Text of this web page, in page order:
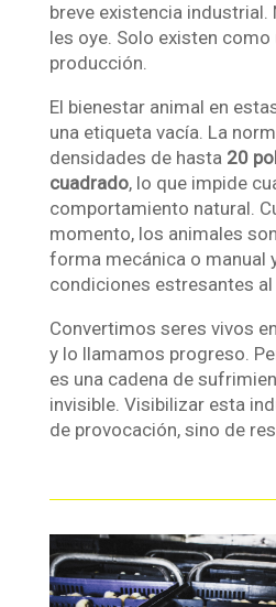
breve existencia industrial.
les oye. Solo existen
producción.
El bienestar animal en
una etiqueta vacía. La
densidades de hasta 20
cuadrado, lo que impide
comportamiento natural.
momento, los animales
forma mecánica o manual
condiciones estresantes
Convertimos seres vivos en
y lo llamamos progreso.
es una cadena de
invisible. Visibilizar esta
de provocación, sino de